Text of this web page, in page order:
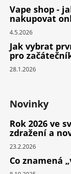
Vape shop -
nakupovat
4.5.2026
Jak vybrat
pro
28.1.2026
Novinky
Rok 2026 ve
zdražení a
23.2.2026
Co znamená